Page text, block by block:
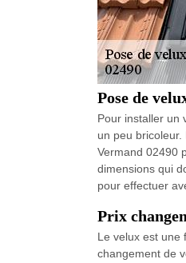
Pose de
Pour installer un
un peu
Vermand 02490
dimensions qui
pour effectuer
Prix
Le velux est une
changement de